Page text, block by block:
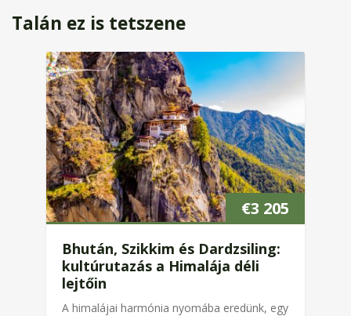
Talán ez is tetszene
€3 205
Bhután, Szikkim és Dardzsiling:
kultúrutazás a Himalája déli
lejtőin
A himalájai harmónia nyomába eredünk, egy